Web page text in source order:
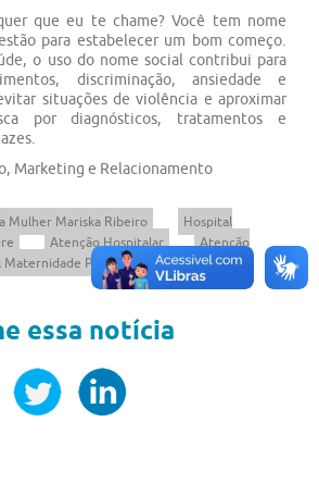
que eu te chame? Você tem nome
para estabelecer um bom começo.
o uso do nome social contribui para
discriminação, ansiedade e
situações de violência e aproximar
por diagnósticos, tratamentos e
Marketing e Relacionamento
Mulher Mariska Ribeiro
Hospital
Atenção Hospitalar
Atenção
Maternidade Paulino Werneck
AH
essa notícia